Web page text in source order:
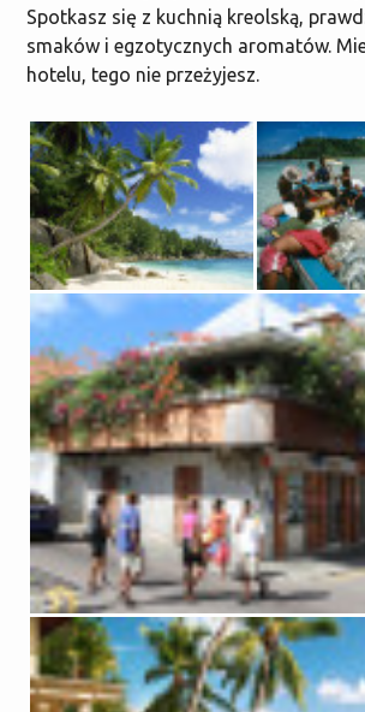
Spotkasz się z kuchnią kreolską,
smaków i egzotycznych aromatów.
hotelu, tego nie przeżyjesz.